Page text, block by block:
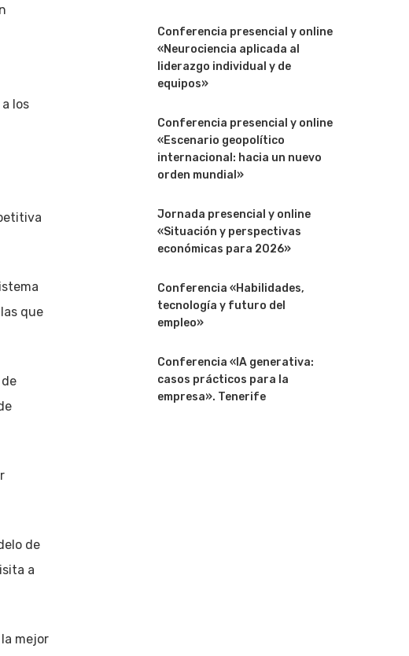
los
que
de
a
mejor
Conferencia presencial y online
«Neurociencia aplicada al
liderazgo individual y de
equipos»
Conferencia presencial y online
«Escenario geopolítico
internacional: hacia un nuevo
orden mundial»
Jornada presencial y online
«Situación y perspectivas
económicas para 2026»
Conferencia «Habilidades,
tecnología y futuro del
empleo»
Conferencia «IA generativa:
casos prácticos para la
empresa». Tenerife